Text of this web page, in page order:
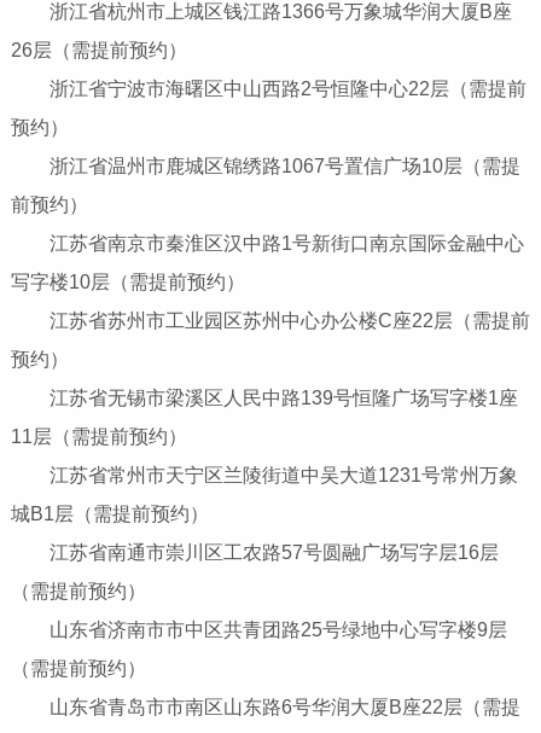
浙江省杭州市上城区钱江路1366号万象城华润大厦B座
26层（需提前预约）
浙江省宁波市海曙区中山西路2号恒隆中心22层（需提前
预约）
浙江省温州市鹿城区锦绣路1067号置信广场10层（需提
前预约）
江苏省南京市秦淮区汉中路1号新街口南京国际金融中心
写字楼10层（需提前预约）
江苏省苏州市工业园区苏州中心办公楼C座22层（需提前
预约）
江苏省无锡市梁溪区人民中路139号恒隆广场写字楼1座
11层（需提前预约）
江苏省常州市天宁区兰陵街道中吴大道1231号常州万象
城B1层（需提前预约）
江苏省南通市崇川区工农路57号圆融广场写字层16层
（需提前预约）
山东省济南市市中区共青团路25号绿地中心写字楼9层
（需提前预约）
山东省青岛市市南区山东路6号华润大厦B座22层（需提